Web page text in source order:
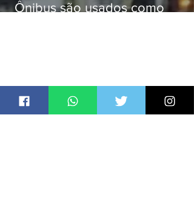
Ônibus são usados como